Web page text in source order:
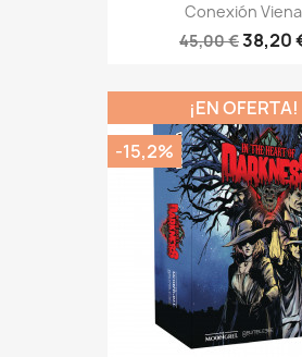
Conexión Viena
45,00 €38,20
¡EN OFERTA!
-15,2%